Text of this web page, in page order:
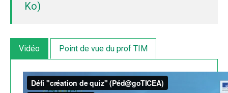
Ko)
Vidéo Point de vue du prof TIM